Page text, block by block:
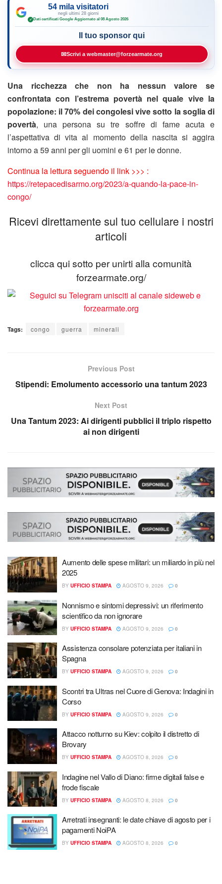
54 mila visitatori
negli ultimi 28 giorni
✓ Dati certificati Google·Aggiornato al 08 Agosto 2026
Il tuo sponsor qui
✉Scrivi a webmaster@forzearmate.org
Una ricchezza che non ha nessun valore se
confrontata con l’estrema povertà nel quale vive la
popolazione: il 70% dei congolesi vive sotto la soglia di
povertà, una persona su tre soffre di fame acuta e
l’aspettativa di vita al momento della nascita si aggira
intorno a 59 anni per gli uomini e 61 per le donne.
Continua la lettura seguendo il link >>> :
https://retepacedisarmo.org/2023/a-quando-la-pace-in-
congo/
Ricevi direttamente sul tuo cellulare i nostri
articoli
clicca qui sotto per unirti alla comunità
forzearmate.org/
Tags: congo guerra minerali
Previous Post
Stipendi: Emolumento accessorio una tantum 2023
Next Post
Una Tantum 2023: Ai dirigenti pubblici il triplo rispetto
ai non dirigenti
Aumento delle spese militari: un miliardo in più nel
2025
BY UFFICIO STAMPA AGOSTO 9, 2026 0
Nonnismo e sintomi depressivi: un riferimento
scientifico da non ignorare
BY UFFICIO STAMPA AGOSTO 9, 2026 0
Assistenza consolare potenziata per italiani in
Spagna
BY UFFICIO STAMPA AGOSTO 9, 2026 0
Scontri tra Ultras nel Cuore di Genova: Indagini in
Corso
BY UFFICIO STAMPA AGOSTO 9, 2026 0
Attacco notturno su Kiev: colpito il distretto di
Brovary
BY UFFICIO STAMPA AGOSTO 8, 2026 0
Indagine nel Vallo di Diano: firme digitali false e
frode fiscale
BY UFFICIO STAMPA AGOSTO 8, 2026 0
Arretrati insegnanti: le date chiave di agosto per i
pagamenti NoiPA
BY UFFICIO STAMPA AGOSTO 8, 2026 0